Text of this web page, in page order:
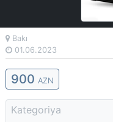
Bakı
01.06.2023
900 AZN
Kategoriya